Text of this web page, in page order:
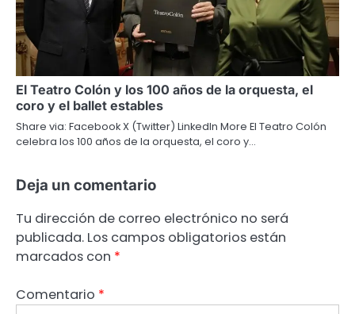
El Teatro Colón y los 100 años de la orquesta, el
coro y el ballet estables
Share via: Facebook X (Twitter) LinkedIn More El Teatro Colón
celebra los 100 años de la orquesta, el coro y…
Deja un comentario
Tu dirección de correo electrónico no será
publicada. Los campos obligatorios están
marcados con *
Comentario *